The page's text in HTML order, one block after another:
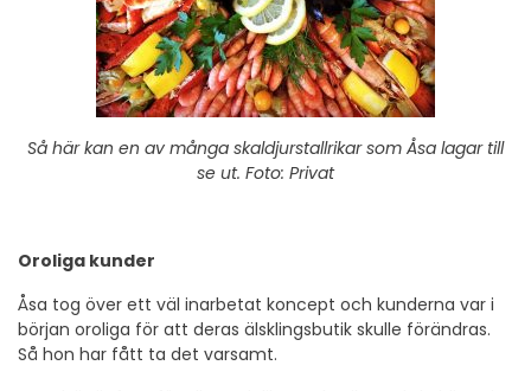
Så här kan en av många skaldjurstallrikar som Åsa lagar till
se ut. Foto: Privat
Oroliga kunder
Åsa tog över ett väl inarbetat koncept och kunderna var i
början oroliga för att deras älsklingsbutik skulle förändras.
Så hon har fått ta det varsamt.